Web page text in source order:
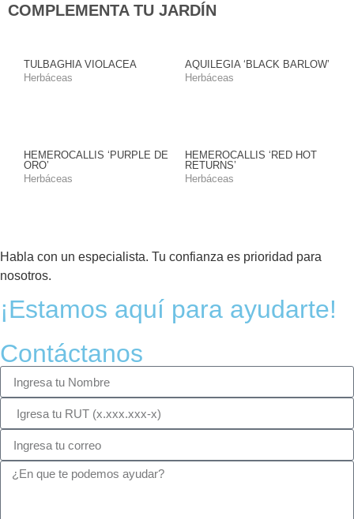
COMPLEMENTA TU JARDÍN
Herbáceas
TULBAGHIA VIOLACEA
Herbáceas
AQUILEGIA ‘BLACK BARLOW’
Herbáceas
HEMEROCALLIS ‘PURPLE DE
ORO’
Herbáceas
HEMEROCALLIS ‘RED HOT
RETURNS’
Habla con un especialista. Tu confianza es prioridad para
nosotros.
¡Estamos aquí para ayudarte!
Contáctanos